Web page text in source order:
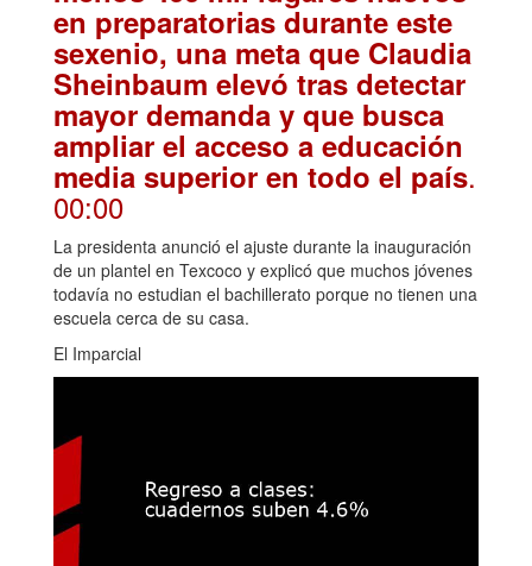
en preparatorias durante este
sexenio, una meta que Claudia
Sheinbaum elevó tras detectar
mayor demanda y que busca
ampliar el acceso a educación
media superior en todo el país.
00:00
La presidenta anunció el ajuste durante la inauguración
de un plantel en Texcoco y explicó que muchos jóvenes
todavía no estudian el bachillerato porque no tienen una
escuela cerca de su casa.
El Imparcial